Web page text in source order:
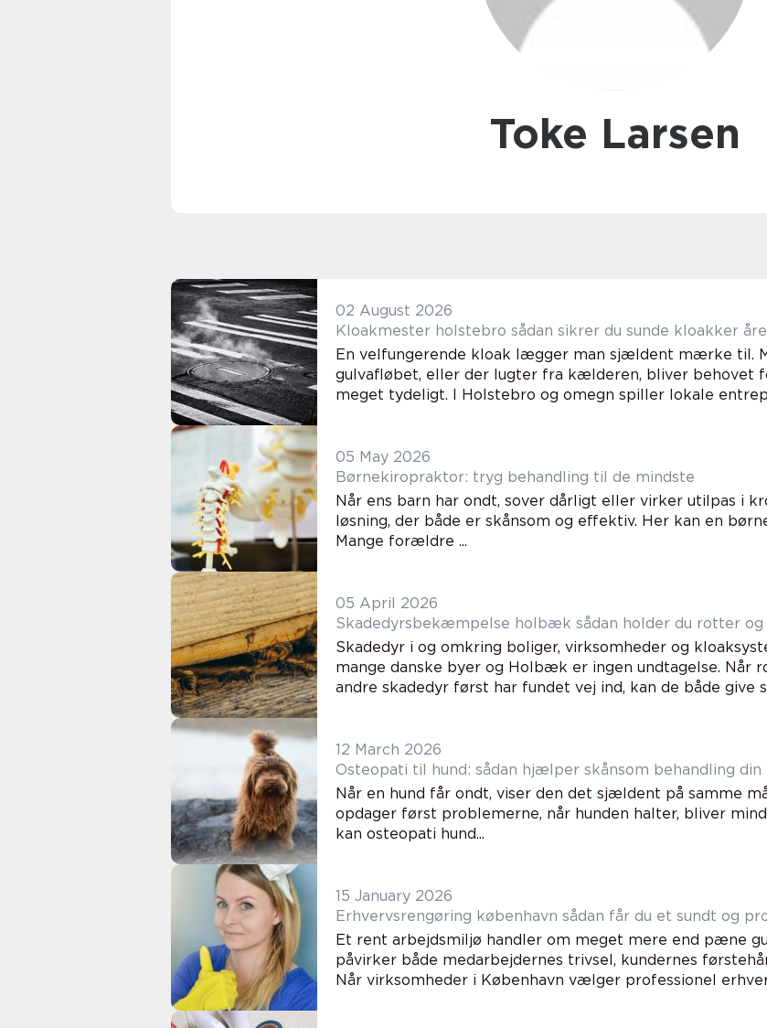
Toke Larsen
02 August 2026
Kloakmester holstebro sådan sikrer du sunde
En velfungerende kloak lægger man sjældent mærke til.
gulvafløbet, eller der lugter fra kælderen, bliver behovet
meget tydeligt. I Holstebro og omegn spiller lokale
05 May 2026
Børnekiropraktor: tryg behandling til de mindste
Når ens barn har ondt, sover dårligt eller virker utilpas i
løsning, der både er skånsom og effektiv. Her kan en
Mange forældre ...
05 April 2026
Skadedyrsbekæmpelse holbæk sådan
Skadedyr i og omkring boliger, virksomheder og
mange danske byer og Holbæk er ingen undtagelse. Når
andre skadedyr først har fundet vej ind, kan de både give
12 March 2026
Osteopati til hund: sådan hjælper skånsom behandling din
Når en hund får ondt, viser den det sjældent på samme
opdager først problemerne, når hunden halter, bliver
kan osteopati hund...
15 January 2026
Erhvervsrengøring københavn sådan får
Et rent arbejdsmiljø handler om meget mere end pæne
påvirker både medarbejdernes trivsel, kundernes
Når virksomheder i København vælger professionel